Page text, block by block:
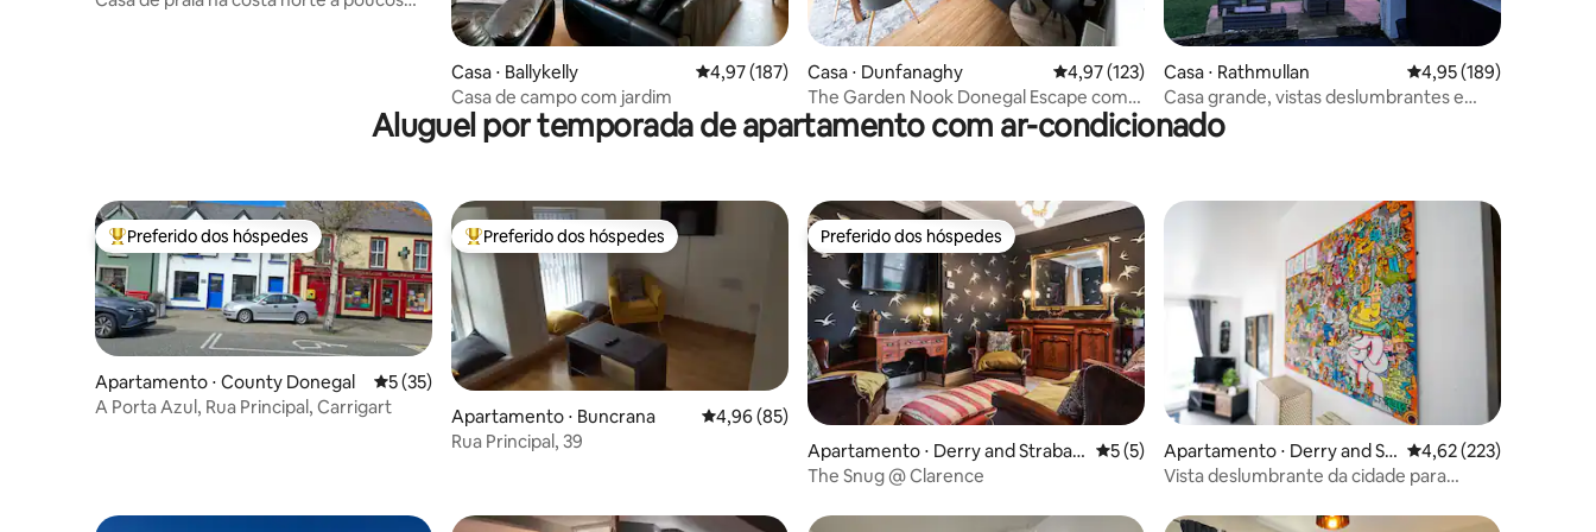
Casa ⋅ Ballykelly 4,97 de uma avaliação média de 5, 187 avaliações
4,97 (187)
Casa de campo com jardim
Casa ⋅ Dunfanaghy 4,97 de uma avaliação média de 5, 123 avaliações
4,97 (123)
The Garden Nook Donegal Escape com
acesso à praia
Casa ⋅ Rathmullan 4,95 de uma avaliação
4,95 (189)
Casa grande, vistas deslumbrantes e
acesso privativo à praia
Aluguel por temporada de apartamento com ar-condicionado
Entre os melhores preferidos dos hóspedes
Preferido dos hóspedes
Apartamento ⋅ County Donegal 5 de uma avaliação média de 5, 35 avaliações
5 (35)
A Porta Azul, Rua Principal, Carrigart
Entre os melhores preferidos dos hóspedes
Preferido dos hóspedes
Apartamento ⋅ Buncrana 4,96 de uma avaliação média de 5, 85 avaliações
4,96 (85)
Rua Principal, 39
Preferido dos hóspedes
Preferido dos hóspedes
Apartamento ⋅ Derry and Straban
e
5 de uma avaliação média de 5, 5 avaliações
5 (5)
The Snug @ Clarence
Apartamento ⋅ Derry and St
rabane
4,62 de uma avaliação
4,62 (223)
Vista deslumbrante da cidade para